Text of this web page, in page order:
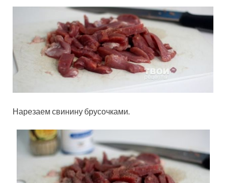
Нарезаем свинину брусочками.